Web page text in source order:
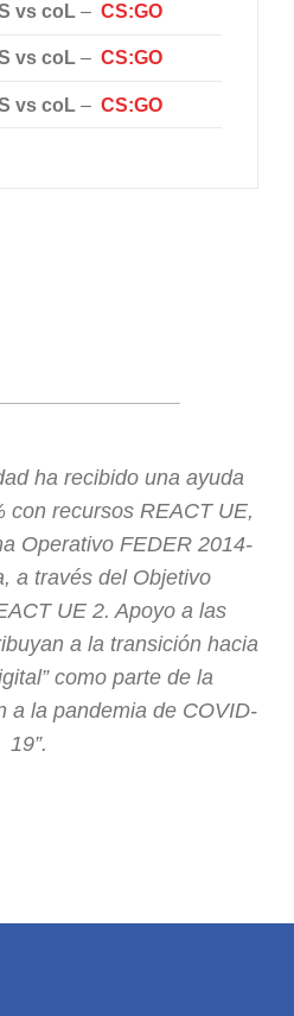
vs coL –CS:GO
vs coL –CS:GO
vs coL –CS:GO
ha recibido una ayuda
con recursos REACT UE,
Operativo FEDER 2014-
a través del Objetivo
UE 2. Apoyo a las
a la transición hacia
como parte de la
a la pandemia de COVID-
19”.